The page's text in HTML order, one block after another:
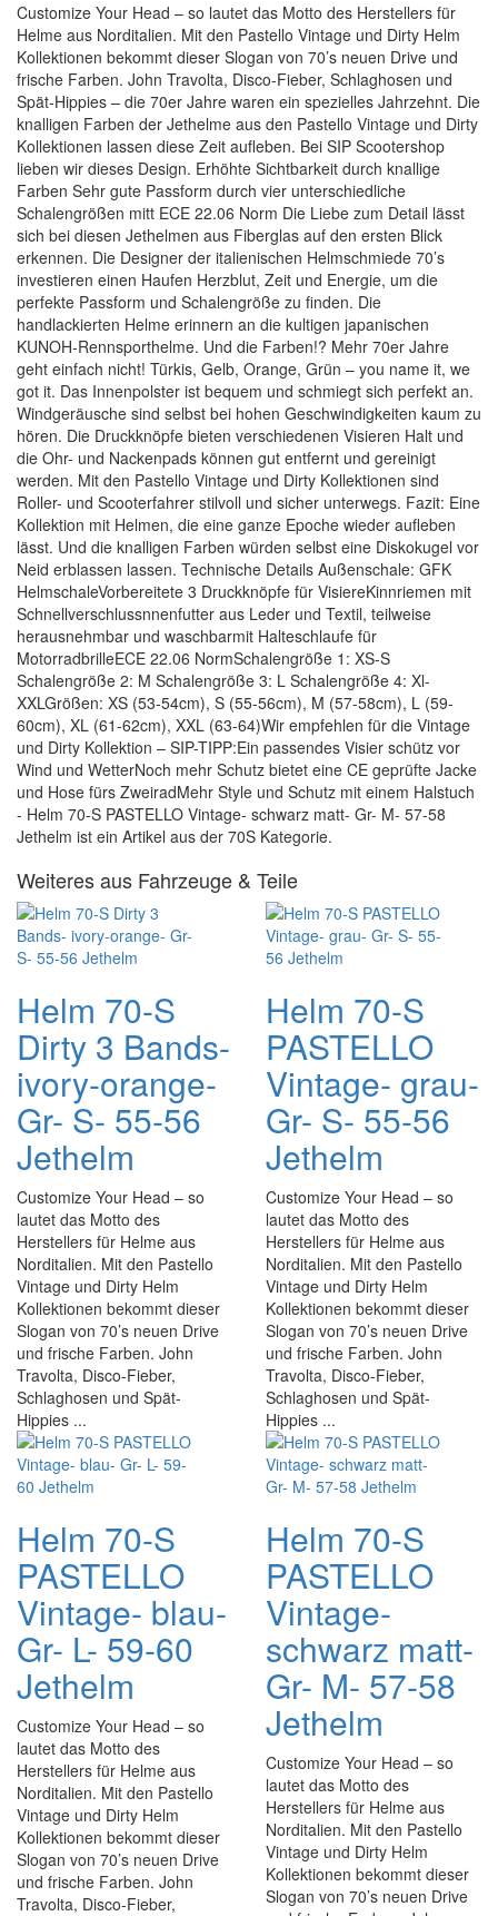
Customize Your Head – so lautet das Motto des Herstellers für
Helme aus Norditalien. Mit den Pastello Vintage und Dirty Helm
Kollektionen bekommt dieser Slogan von 70’s neuen Drive und
frische Farben. John Travolta, Disco-Fieber, Schlaghosen und
Spät-Hippies – die 70er Jahre waren ein spezielles Jahrzehnt. Die
knalligen Farben der Jethelme aus den Pastello Vintage und Dirty
Kollektionen lassen diese Zeit aufleben. Bei SIP Scootershop
lieben wir dieses Design. Erhöhte Sichtbarkeit durch knallige
Farben Sehr gute Passform durch vier unterschiedliche
Schalengrößen mitt ECE 22.06 Norm Die Liebe zum Detail lässt
sich bei diesen Jethelmen aus Fiberglas auf den ersten Blick
erkennen. Die Designer der italienischen Helmschmiede 70’s
investieren einen Haufen Herzblut, Zeit und Energie, um die
perfekte Passform und Schalengröße zu finden. Die
handlackierten Helme erinnern an die kultigen japanischen
KUNOH-Rennsporthelme. Und die Farben!? Mehr 70er Jahre
geht einfach nicht! Türkis, Gelb, Orange, Grün – you name it, we
got it. Das Innenpolster ist bequem und schmiegt sich perfekt an.
Windgeräusche sind selbst bei hohen Geschwindigkeiten kaum zu
hören. Die Druckknöpfe bieten verschiedenen Visieren Halt und
die Ohr- und Nackenpads können gut entfernt und gereinigt
werden. Mit den Pastello Vintage und Dirty Kollektionen sind
Roller- und Scooterfahrer stilvoll und sicher unterwegs. Fazit: Eine
Kollektion mit Helmen, die eine ganze Epoche wieder aufleben
lässt. Und die knalligen Farben würden selbst eine Diskokugel vor
Neid erblassen lassen. Technische Details Außenschale: GFK
HelmschaleVorbereitete 3 Druckknöpfe für VisiereKinnriemen mit
Schnellverschlussnnenfutter aus Leder und Textil, teilweise
herausnehmbar und waschbarmit Halteschlaufe für
MotorradbrilleECE 22.06 NormSchalengröße 1: XS-S
Schalengröße 2: M Schalengröße 3: L Schalengröße 4: Xl-
XXLGrößen: XS (53-54cm), S (55-56cm), M (57-58cm), L (59-
60cm), XL (61-62cm), XXL (63-64)Wir empfehlen für die Vintage
und Dirty Kollektion – SIP-TIPP:Ein passendes Visier schütz vor
Wind und WetterNoch mehr Schutz bietet eine CE geprüfte Jacke
und Hose fürs ZweiradMehr Style und Schutz mit einem Halstuch
- Helm 70-S PASTELLO Vintage- schwarz matt- Gr- M- 57-58
Jethelm ist ein Artikel aus der 70S Kategorie.
Weiteres aus Fahrzeuge & Teile
Helm 70-S
Dirty 3 Bands-
ivory-orange-
Gr- S- 55-56
Jethelm
Customize Your Head – so
lautet das Motto des
Herstellers für Helme aus
Norditalien. Mit den Pastello
Vintage und Dirty Helm
Kollektionen bekommt dieser
Slogan von 70’s neuen Drive
und frische Farben. John
Travolta, Disco-Fieber,
Schlaghosen und Spät-
Hippies ...
Helm 70-S
PASTELLO
Vintage- grau-
Gr- S- 55-56
Jethelm
Customize Your Head – so
lautet das Motto des
Herstellers für Helme aus
Norditalien. Mit den Pastello
Vintage und Dirty Helm
Kollektionen bekommt dieser
Slogan von 70’s neuen Drive
und frische Farben. John
Travolta, Disco-Fieber,
Schlaghosen und Spät-
Hippies ...
Helm 70-S
PASTELLO
Vintage- blau-
Gr- L- 59-60
Jethelm
Customize Your Head – so
lautet das Motto des
Herstellers für Helme aus
Norditalien. Mit den Pastello
Vintage und Dirty Helm
Kollektionen bekommt dieser
Slogan von 70’s neuen Drive
und frische Farben. John
Travolta, Disco-Fieber,
Helm 70-S
PASTELLO
Vintage-
schwarz matt-
Gr- M- 57-58
Jethelm
Customize Your Head – so
lautet das Motto des
Herstellers für Helme aus
Norditalien. Mit den Pastello
Vintage und Dirty Helm
Kollektionen bekommt dieser
Slogan von 70’s neuen Drive